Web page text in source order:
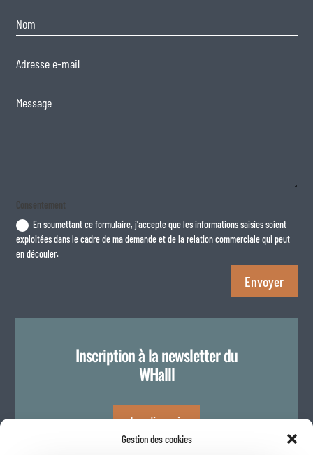
Gestion des cookies
Consentement
En soumettant ce formulaire, j'accepte que les informations saisies soient
exploitées dans le cadre de ma demande et de la relation commerciale qui peut
en découler.
Envoyer
Inscription à la newsletter du
WHalll
Je m'inscris